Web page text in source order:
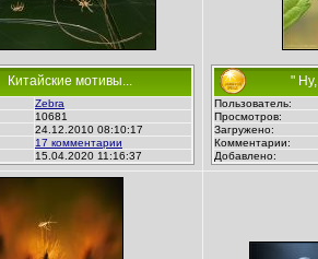
Китайские мотивы...
Zebra
10681
24.12.2010 08:10:17
17 комментарии
15.04.2020 11:16:37
"
Пользователь:
Просмотров:
Загружено:
Комментарии:
Добавлено: